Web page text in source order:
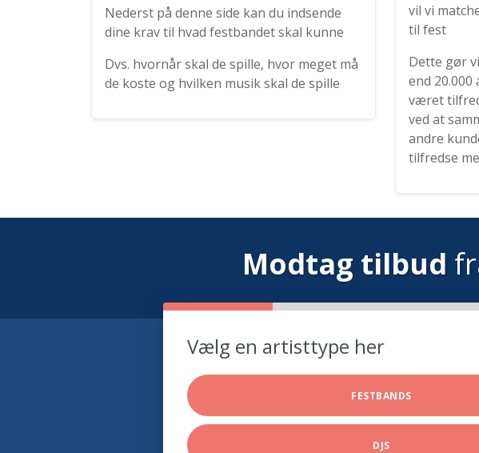
Nederst på denne side kan du indsende
dine krav til hvad festbandet skal kunne
Dvs. hvornår skal de spille, hvor meget må
de koste og hvilken musik skal de spille
vil vi
til fest
Dette gør
end
været
ved at
andre
tilfredse
Modtag tilbud
Vælg en artisttype her
FESTBANDS
DJS